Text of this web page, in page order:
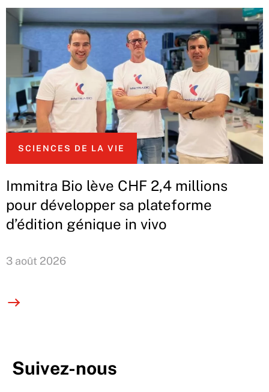
SCIENCES DE LA VIE
Immitra Bio lève CHF 2,4 millions
pour développer sa plateforme
d’édition génique in vivo
3 août 2026
Suivez-nous